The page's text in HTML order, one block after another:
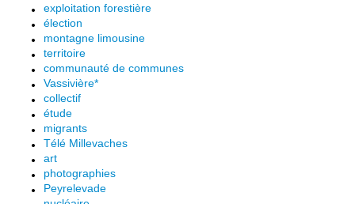
exploitation forestière
élection
montagne limousine
territoire
communauté de communes
Vassivière*
collectif
étude
migrants
Télé Millevaches
art
photographies
Peyrelevade